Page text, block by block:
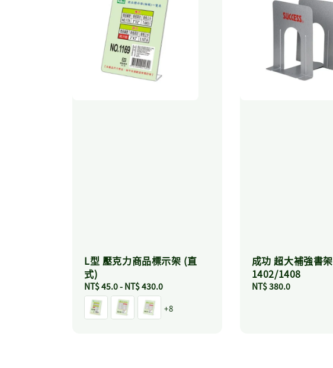
L型 壓克力商品標示架 (直
式)
Regular
price
NT$ 45.0- NT$ 430.0
+8
成功 超大補強書架
1402/1408
Regular
NT$ 380.0